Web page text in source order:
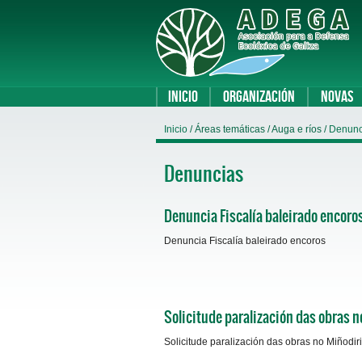
Inicio Organización Novas
Inicio / Áreas temáticas / Auga e ríos /
Denuncias
Denuncia Fiscalía baleirado
Denuncia Fiscalía baleirado encoros
Solicitude paralización das obras
Solicitude paralización das obras no